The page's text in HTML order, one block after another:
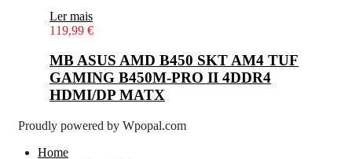
Ler mais
119,99 €
MB ASUS AMD B450 SKT AM4 TUF
GAMING B450M-PRO II 4DDR4
HDMI/DP MATX
Proudly powered by Wpopal.com
Home